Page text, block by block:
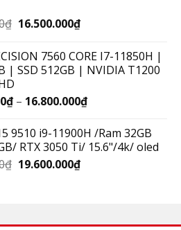
₫ 16.500.000₫
7560 CORE I7-11850H |
| SSD 512GB | NVIDIA T1200
₫– 16.800.000₫
9510 i9-11900H /Ram 32GB
RTX 3050 Ti/ 15.6"/4k/ oled
₫ 19.600.000₫